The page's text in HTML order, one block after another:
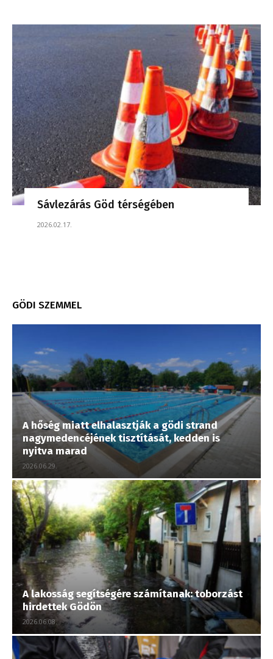
Sávlezárás Göd térségében
2026.02.17.
GÖDI SZEMMEL
A hőség miatt elhalasztják a gödi strand
nagymedencéjének tisztítását, kedden is
nyitva marad
2026.06.29.
A lakosság segítségére számítanak: toborzást
hirdettek Gödön
2026.06.08.